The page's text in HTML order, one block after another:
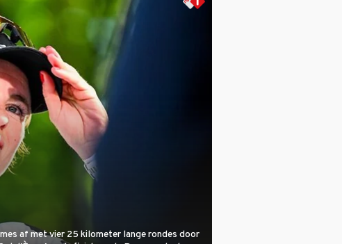
af met vier 25 kilometer lange rondes door